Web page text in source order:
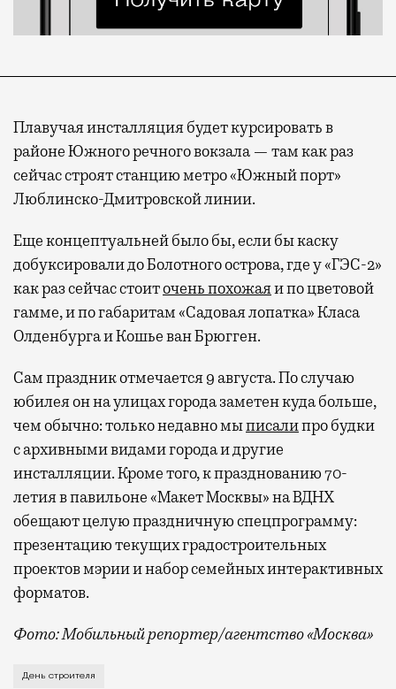
Плавучая инсталляция будет курсировать в
районе Южного речного вокзала — там как раз
сейчас строят станцию метро «Южный порт»
Люблинско-Дмитровской линии.
Еще концептуальней было бы, если бы каску
добуксировали до Болотного острова, где у «ГЭС-2»
как раз сейчас стоиточень похожаяи по цветовой
гамме, и по габаритам «Садовая лопатка» Класа
Олденбурга и Кошье ван Брюгген.
Сам праздник отмечается 9 августа. По случаю
юбилея он на улицах города заметен куда больше,
чем обычно: только недавно мыписалипро будки
с архивными видами города и другие
инсталляции. Кроме того, к празднованию 70-
летия в павильоне «Макет Москвы» на ВДНХ
обещают целую праздничную спецпрограмму:
презентацию текущих градостроительных
проектов мэрии и набор семейных интерактивных
форматов.
Фото: Мобильный репортер/агентство «Москва»
Это каска в фирменных цветах департамента
День строителя